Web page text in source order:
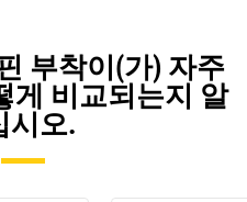
부착이(가) 자주
게 비교되는지 알
시오.